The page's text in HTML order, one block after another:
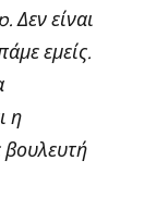
Δεν είναι
εμείς.
η